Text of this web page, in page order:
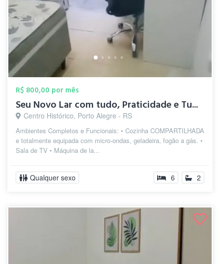
R$ 800,00 por mês
Seu Novo Lar com tudo, Praticidade e Tu...
Centro Histórico, Porto Alegre - RS
Ambientes Completos e Funcionais: • Cozinha COMPARTILHADA
e totalmente equipada com micro-ondas, geladeira, fogão a gás. •
Sala de TV • Máquina de la...
Qualquer sexo 6 2